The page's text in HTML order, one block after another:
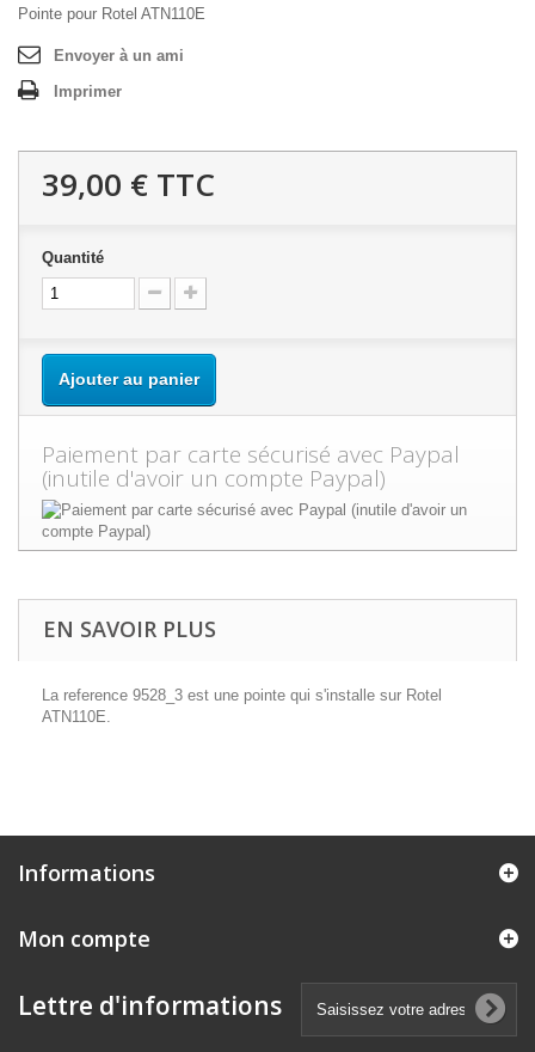
Pointe pour Rotel ATN110E
Envoyer à un ami
Imprimer
39,00 € TTC
Quantité
Ajouter au panier
Paiement par carte sécurisé avec Paypal
(inutile d'avoir un compte Paypal)
EN SAVOIR PLUS
La reference 9528_3 est une pointe qui s'installe sur Rotel
ATN110E.
Informations
Mon compte
Lettre d'informations